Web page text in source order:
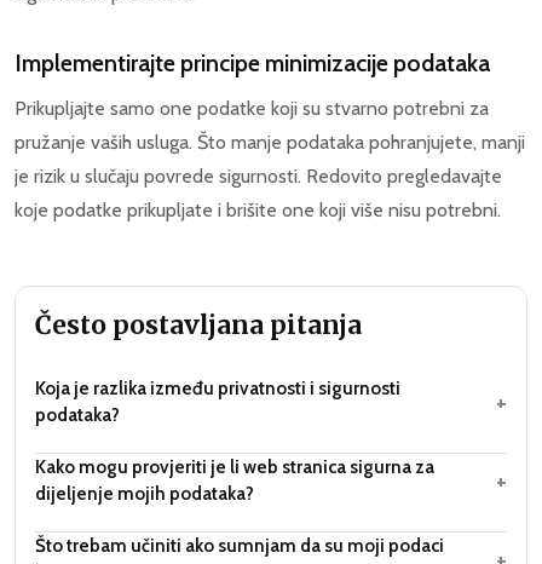
Implementirajte principe minimizacije podataka
Prikupljajte samo one podatke koji su stvarno potrebni za
pružanje vaših usluga. Što manje podataka pohranjujete, manji
je rizik u slučaju povrede sigurnosti. Redovito pregledavajte
koje podatke prikupljate i brišite one koji više nisu potrebni.
Često postavljana pitanja
Koja je razlika između privatnosti i sigurnosti
podataka?
+
Kako mogu provjeriti je li web stranica sigurna za
dijeljenje mojih podataka?
+
Što trebam učiniti ako sumnjam da su moji podaci